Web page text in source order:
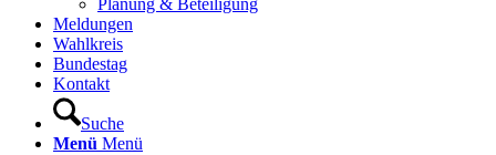
Planung & Beteiligung
Meldungen
Wahlkreis
Bundestag
Kontakt
Suche
Menü Menü